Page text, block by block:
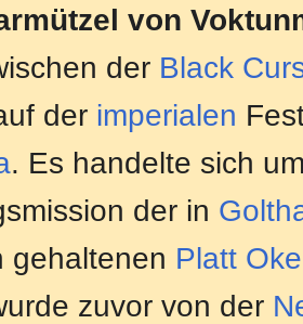
von
der Black
der imperialen
. Es handelte sich
der in
gehaltenen Platt
zuvor von der